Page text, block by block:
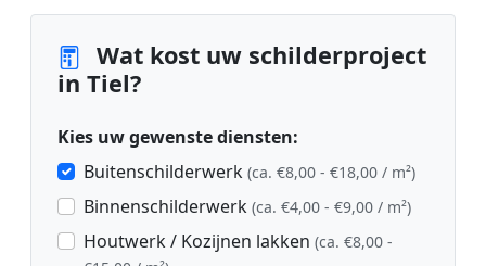
Wat kost uw schilderproject
in Tiel?
Kies uw gewenste diensten:
Buitenschilderwerk (ca. €8,00 - €18,00 / m²)
Binnenschilderwerk (ca. €4,00 - €9,00 / m²)
Houtwerk / Kozijnen lakken (ca. €8,00 -